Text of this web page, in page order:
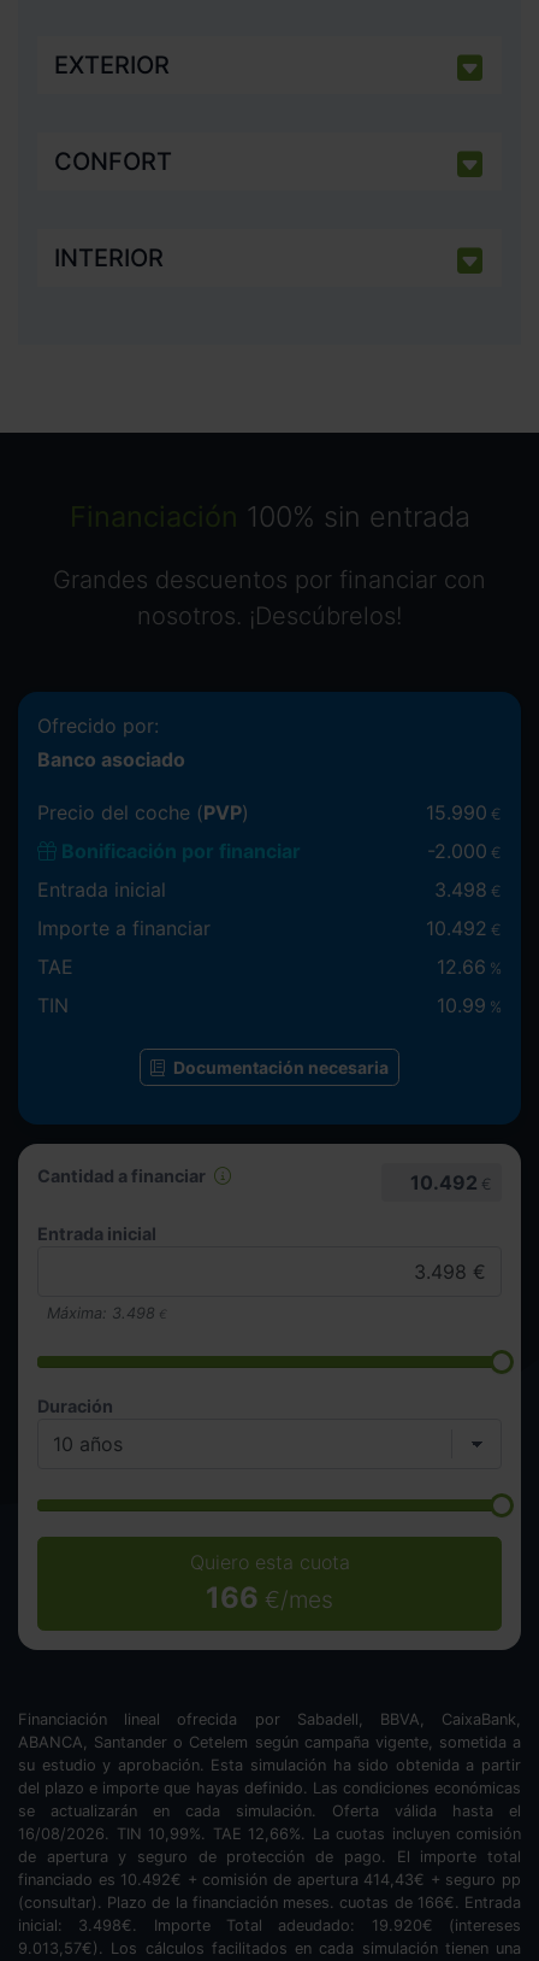
EXTERIOR
CONFORT
INTERIOR
Financiación 100% sin entrada
Grandes descuentos por financiar con
nosotros. ¡Descúbrelos!
Cantidad a financiar 10.492 €
Entrada inicial
Máxima: 3.498 €
Duración
Quiero esta cuota
166 €/mes
Ofrecido por:
Banco asociado
Precio del coche (PVP) 15.990 €
Bonificación por financiar -2.000 €
Entrada inicial 3.498 €
Importe a financiar 10.492 €
TAE 12.66 %
TIN 10.99 %
Documentación necesaria
Financiación lineal ofrecida por Sabadell, BBVA, CaixaBank,
ABANCA, Santander o Cetelem según campaña vigente, sometida a
su estudio y aprobación. Esta simulación ha sido obtenida a partir
del plazo e importe que hayas definido. Las condiciones económicas
se actualizarán en cada simulación. Oferta válida hasta el
16/08/2026. TIN 10,99%. TAE 12,66%. La cuotas incluyen comisión
de apertura y seguro de protección de pago. El importe total
financiado es 10.492€ + comisión de apertura 414,43€ + seguro pp
(consultar). Plazo de la financiación meses. cuotas de 166€. Entrada
inicial: 3.498€. Importe Total adeudado: 19.920€ (intereses
9.013,57€). Los cálculos facilitados en cada simulación tienen una